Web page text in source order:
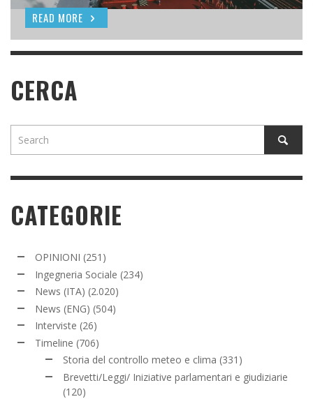
READ MORE
READ MORE
READ MORE
CERCA
CATEGORIE
OPINIONI (251)
Ingegneria Sociale (234)
News (ITA) (2.020)
News (ENG) (504)
Interviste (26)
Timeline (706)
Storia del controllo meteo e clima (331)
Brevetti/Leggi/ Iniziative parlamentari e giudiziarie
(120)